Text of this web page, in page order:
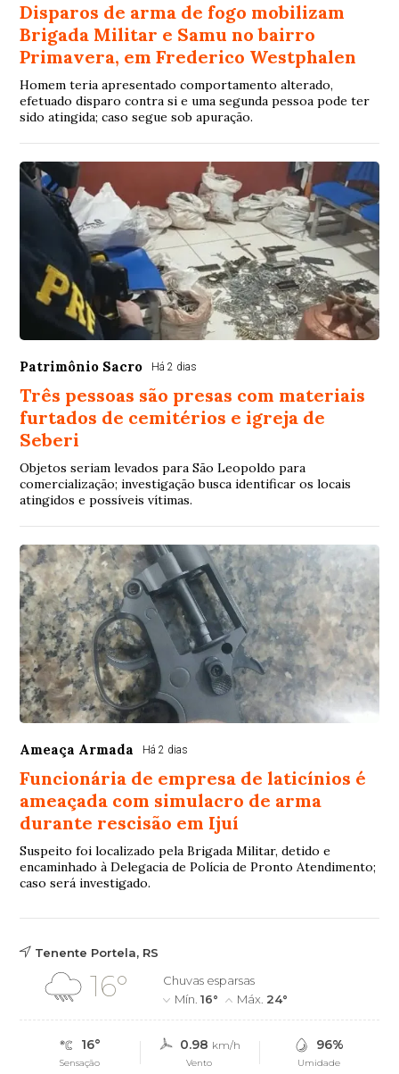
Disparos de arma de fogo mobilizam
Brigada Militar e Samu no bairro
Primavera, em Frederico Westphalen
Homem teria apresentado comportamento alterado,
efetuado disparo contra si e uma segunda pessoa pode ter
sido atingida; caso segue sob apuração.
Patrimônio Sacro Há 2 dias
Três pessoas são presas com materiais
furtados de cemitérios e igreja de
Seberi
Objetos seriam levados para São Leopoldo para
comercialização; investigação busca identificar os locais
atingidos e possíveis vítimas.
Ameaça Armada Há 2 dias
Funcionária de empresa de laticínios é
ameaçada com simulacro de arma
durante rescisão em Ijuí
Suspeito foi localizado pela Brigada Militar, detido e
encaminhado à Delegacia de Polícia de Pronto Atendimento;
caso será investigado.
Tenente Portela, RS
16°
Chuvas esparsas
Mín.16° Máx. 24°
16°
Sensação
0.98 km/h
Vento
96%
Umidade